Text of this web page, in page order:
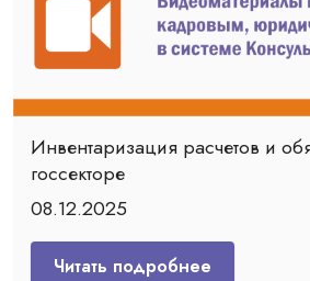
Инвентаризация расчетов и
госсекторе
08.12.2025
Читать подробнее